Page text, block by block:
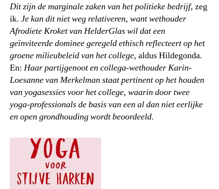
Dit zijn de marginale zaken van het politieke bedrijf, zeg
ik. Je kan dit niet weg relativeren, want wethouder
Afrodiete Kroket van HelderGlas wil dat een
geïnviteerde dominee geregeld ethisch reflecteert op het
groene milieubeleid van het college, aldus Hildegonda.
En: Haar partijgenoot en collega-wethouder Karin-
Loesanne van Merkelman staat pertinent op het houden
van yogasessies voor het college, waarin door twee
yoga-professionals de basis van een al dan niet eerlijke
en open grondhouding wordt beoordeeld.